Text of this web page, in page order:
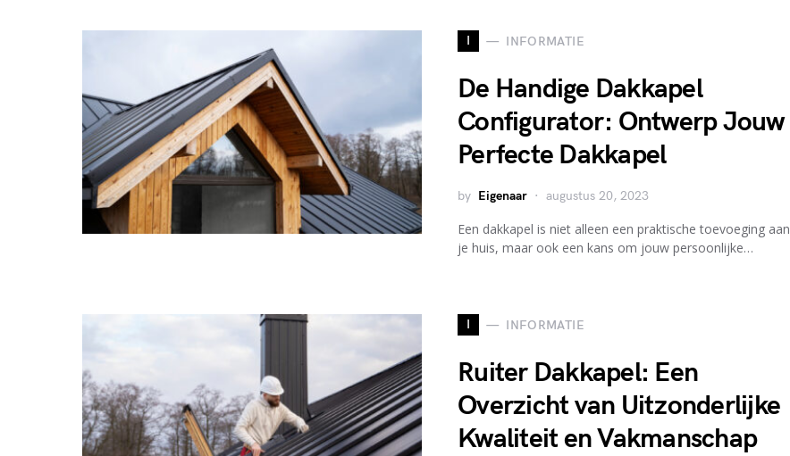
I INFORMATIE
De Handige Dakkapel
Configurator: Ontwerp Jouw
Perfecte Dakkapel
by Eigenaar augustus 20, 2023
Een dakkapel is niet alleen een praktische toevoeging aan
je huis, maar ook een kans om jouw persoonlijke…
I INFORMATIE
Ruiter Dakkapel: Een
Overzicht van Uitzonderlijke
Kwaliteit en Vakmanschap